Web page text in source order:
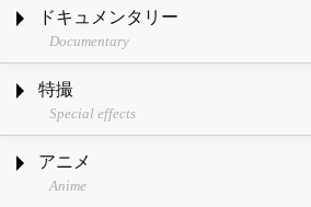
ドキュメンタリー
Documentary
特撮
Special effects
アニメ
Anime